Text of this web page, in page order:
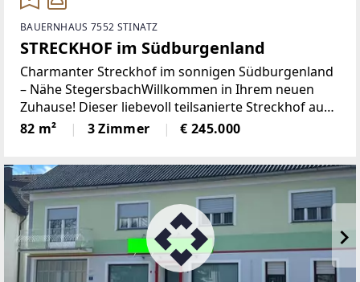
BAUERNHAUS 7552 STINATZ
STRECKHOF im Südburgenland
Charmanter Streckhof im sonnigen Südburgenland
– Nähe StegersbachWillkommen in Ihrem neuen
Zuhause! Dieser liebevoll teilsanierte Streckhof aus
den 1940er-Jahren verbindet den Charme
traditioneller Bauweise mit modernen
82 m² 3 Zimmer € 245.000